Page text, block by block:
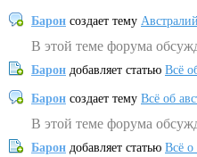
Барон создает тему
В этой теме форума
Барон добавляет статью Всё
Барон создает тему Всё об
В этой теме форума
Барон добавляет статью Всё о